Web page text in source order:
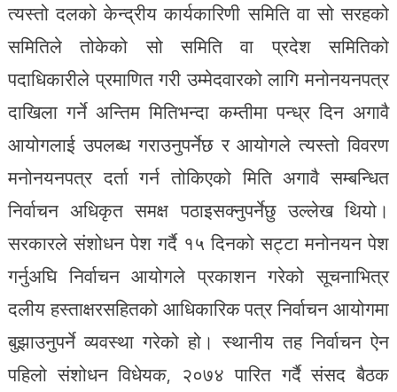
त्यस्तो दलको केन्द्रीय कार्यकारिणी समिति वा सो सरहको
समितिले तोकेको सो समिति वा प्रदेश समितिको
पदाधिकारीले प्रमाणित गरी उम्मेदवारको लागि मनोनयनपत्र
दाखिला गर्ने अन्तिम मितिभन्दा कम्तीमा पन्ध्र दिन अगावै
आयोगलाई उपलब्ध गराउनुपर्नेछ र आयोगले त्यस्तो विवरण
मनोनयनपत्र दर्ता गर्न तोकिएको मिति अगावै सम्बन्धित
निर्वाचन अधिकृत समक्ष पठाइसक्नुपर्नेछु उल्लेख थियो।
सरकारले संशोधन पेश गर्दै १५ दिनको सट्टा मनोनयन पेश
गर्नुअघि निर्वाचन आयोगले प्रकाशन गरेको सूचनाभित्र
दलीय हस्ताक्षरसहितको आधिकारिक पत्र निर्वाचन आयोगमा
बुझाउनुपर्ने व्यवस्था गरेको हो। स्थानीय तह निर्वाचन ऐन
पहिलो संशोधन विधेयक, २०७४ पारित गर्दै संसद बैठक